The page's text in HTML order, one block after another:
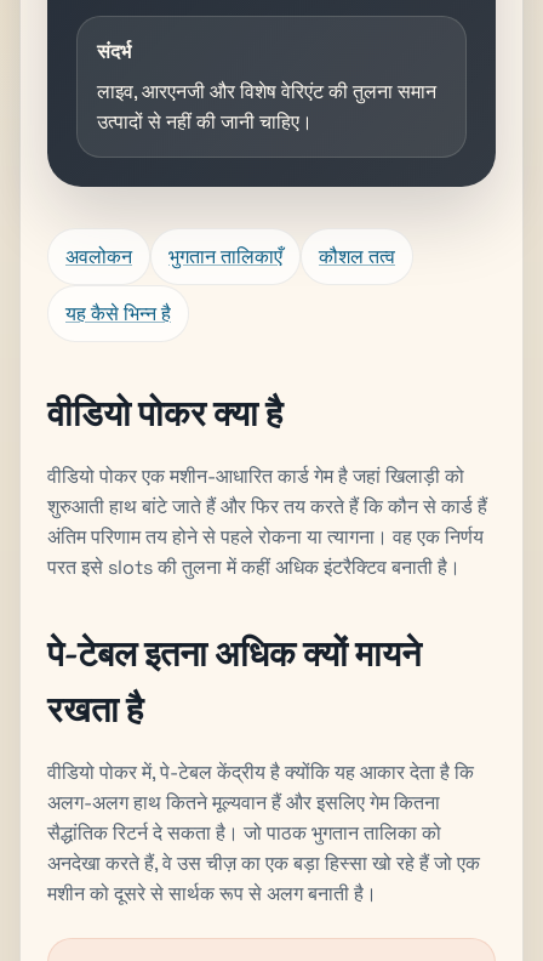
संदर्भ
लाइव, आरएनजी और विशेष वेरिएंट की तुलना समान
उत्पादों से नहीं की जानी चाहिए।
अवलोकन भुगतान तालिकाएँ कौशल तत्व
यह कैसे भिन्न है
वीडियो पोकर क्या है
वीडियो पोकर एक मशीन-आधारित कार्ड गेम है जहां खिलाड़ी को
शुरुआती हाथ बांटे जाते हैं और फिर तय करते हैं कि कौन से कार्ड हैं
अंतिम परिणाम तय होने से पहले रोकना या त्यागना। वह एक निर्णय
परत इसे slots की तुलना में कहीं अधिक इंटरैक्टिव बनाती है।
पे-टेबल इतना अधिक क्यों मायने
रखता है
वीडियो पोकर में, पे-टेबल केंद्रीय है क्योंकि यह आकार देता है कि
अलग-अलग हाथ कितने मूल्यवान हैं और इसलिए गेम कितना
सैद्धांतिक रिटर्न दे सकता है। जो पाठक भुगतान तालिका को
अनदेखा करते हैं, वे उस चीज़ का एक बड़ा हिस्सा खो रहे हैं जो एक
मशीन को दूसरे से सार्थक रूप से अलग बनाती है।